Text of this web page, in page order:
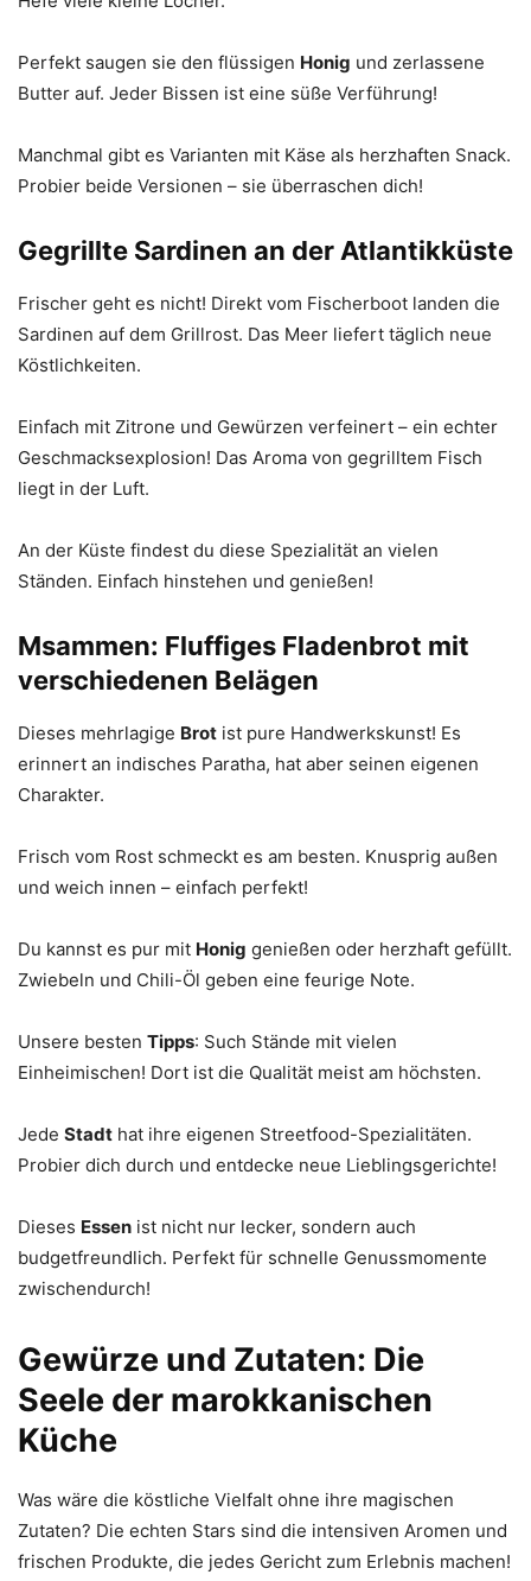
Perfekt saugen sie den flüssigen Honig und zerlassene
Butter auf. Jeder Bissen ist eine süße Verführung!
Manchmal gibt es Varianten mit Käse als herzhaften Snack.
Probier beide Versionen – sie überraschen dich!
Gegrillte Sardinen an der Atlantikküste
Frischer geht es nicht! Direkt vom Fischerboot landen die
Sardinen auf dem Grillrost. Das Meer liefert täglich neue
Köstlichkeiten.
Einfach mit Zitrone und Gewürzen verfeinert – ein echter
Geschmacksexplosion! Das Aroma von gegrilltem Fisch
liegt in der Luft.
An der Küste findest du diese Spezialität an vielen
Ständen. Einfach hinstehen und genießen!
Msammen: Fluffiges Fladenbrot mit
verschiedenen Belägen
Dieses mehrlagige Brot ist pure Handwerkskunst! Es
erinnert an indisches Paratha, hat aber seinen eigenen
Charakter.
Frisch vom Rost schmeckt es am besten. Knusprig außen
und weich innen – einfach perfekt!
Du kannst es pur mit Honig genießen oder herzhaft gefüllt.
Zwiebeln und Chili-Öl geben eine feurige Note.
Unsere besten Tipps: Such Stände mit vielen
Einheimischen! Dort ist die Qualität meist am höchsten.
Jede Stadt hat ihre eigenen Streetfood-Spezialitäten.
Probier dich durch und entdecke neue Lieblingsgerichte!
Dieses Essen ist nicht nur lecker, sondern auch
budgetfreundlich. Perfekt für schnelle Genussmomente
zwischendurch!
Gewürze und Zutaten: Die
Seele der marokkanischen
Küche
Was wäre die köstliche Vielfalt ohne ihre magischen
Zutaten? Die echten Stars sind die intensiven Aromen und
frischen Produkte, die jedes Gericht zum Erlebnis machen!